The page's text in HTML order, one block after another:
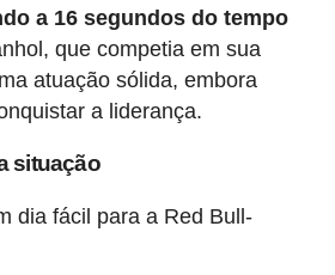
a 16 segundos do tempo
que competia em sua
atuação sólida, embora
a liderança.
situação
dia fácil para a Red Bull-